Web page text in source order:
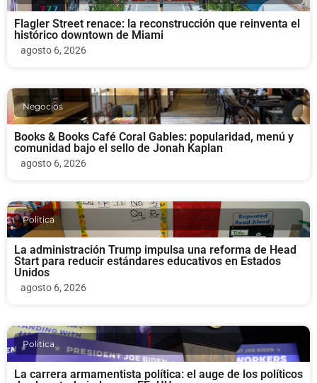
Flagler Street renace: la reconstrucción que reinventa el
histórico downtown de Miami
agosto 6, 2026
Negocios
Books & Books Café Coral Gables: popularidad, menú y
comunidad bajo el sello de Jonah Kaplan
agosto 6, 2026
Politica
La administración Trump impulsa una reforma de Head
Start para reducir estándares educativos en Estados
Unidos
agosto 6, 2026
Politica
La carrera armamentista política: el auge de los políticos